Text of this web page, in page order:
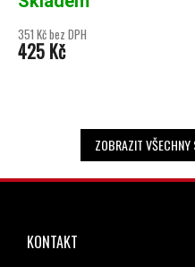
351 Kč bez DPH
425 Kč
ZOBRAZIT
ZÁPATÍ
KONTAKT